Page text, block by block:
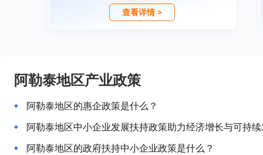
查看详情 >
阿勒泰地区产业政策
阿勒泰地区的惠企政策是什么？
阿勒泰地区中小企业发展扶持政策助力经济增长与可持
阿勒泰地区的政府扶持中小企业政策是什么？